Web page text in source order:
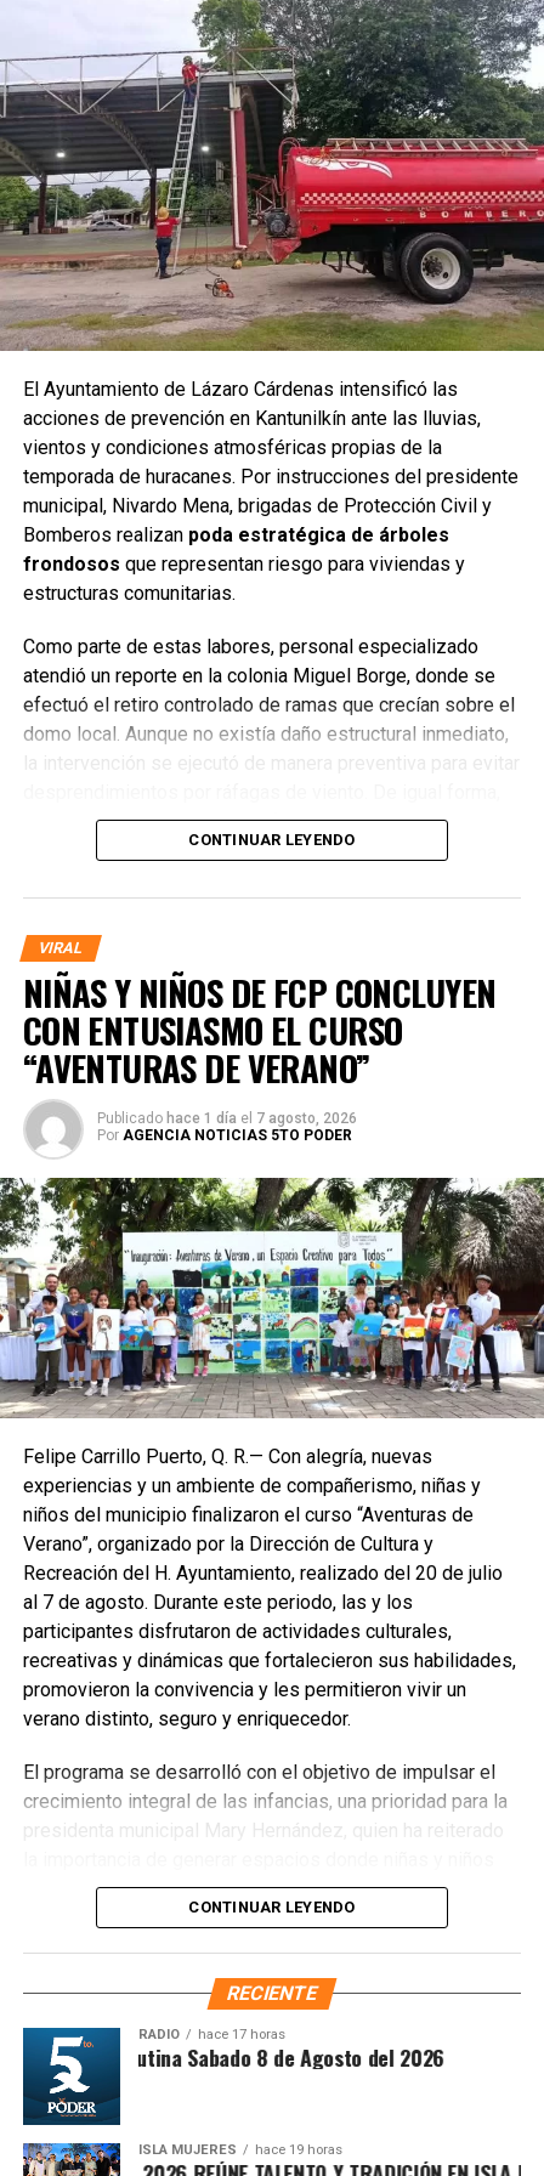
El Ayuntamiento de Lázaro Cárdenas intensificó las
acciones de prevención en Kantunilkín ante las lluvias,
vientos y condiciones atmosféricas propias de la
temporada de huracanes. Por instrucciones del presidente
municipal, Nivardo Mena, brigadas de Protección Civil y
Bomberos realizan poda estratégica de árboles
frondosos que representan riesgo para viviendas y
estructuras comunitarias.
Como parte de estas labores, personal especializado
atendió un reporte en la colonia Miguel Borge, donde se
efectuó el retiro controlado de ramas que crecían sobre el
domo local. Aunque no existía daño estructural inmediato,
la intervención se ejecutó de manera preventiva para evitar
se atendieron solicitudes de familias de la zona, retirando
ramas y troncos cercanos a los hogares que podrían
Durante estas maniobras, realizadas a alturas
considerables, se aplica estrictamente el uso deequipo
de protección personal, garantizando la integridad del
personal operativo. Las autoridades recalcaron que estas
acciones no implican tala indiscriminada: se emplean
técnicas de poda selectiva, enfocadas únicamente en
eliminar partes inestables o frondosas que puedan
El incremento de vientos y lluvias intermitentes ha
elevado la demanda ciudadana de este servicio, por lo que
Protección Civil y Bomberos mantienen una respuesta
inmediata para prevenir el desplome de árboles sobre
viviendas y mitigar riesgos. Se exhorta a la ciudadanía a
reportar cualquier situación de vulnerabilidad a los canales
oficiales para su atención oportuna.
Fuente: 5to Poder Agencia de Noticias
CONTINUAR LEYENDO
VIRAL
NIÑAS Y NIÑOS DE FCP CONCLUYEN
CON ENTUSIASMO EL CURSO
“AVENTURAS DE VERANO”
Publicado hace 1 día el 7 agosto, 2026
Por AGENCIA NOTICIAS 5TO PODER
Felipe Carrillo Puerto, Q. R.— Con alegría, nuevas
experiencias y un ambiente de compañerismo, niñas y
niños del municipio finalizaron el curso “Aventuras de
Verano”, organizado por la Dirección de Cultura y
Recreación del H. Ayuntamiento, realizado del 20 de julio
al 7 de agosto. Durante este periodo, las y los
participantes disfrutaron de actividades culturales,
recreativas y dinámicas que fortalecieron sus habilidades,
promovieron la convivencia y les permitieron vivir un
verano distinto, seguro y enriquecedor.
El programa se desarrolló con el objetivo de impulsar el
crecimiento integral de las infancias, una prioridad para la
presidenta municipal Mary Hernández, quien ha reiterado
puedan aprender, expresarse y convivir de manera sana.
Las actividades incluyeron talleres artísticos, juegos
como el respeto, la solidaridad y el trabajo en equipo.
CONTINUAR LEYENDO
RECIENTE
RADIO hace 17 horas
Síntesis Matutina Sabado 8 de Agosto del 2026
ISLA MUJERES hace 19 horas